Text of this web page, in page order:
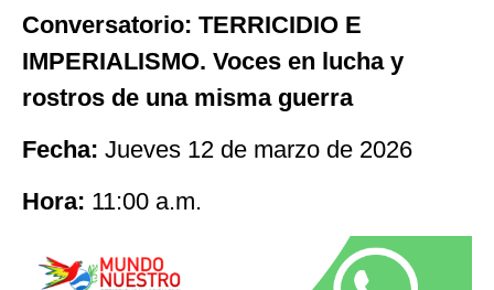
Conversatorio: TERRICIDIO E
IMPERIALISMO. Voces en lucha y
rostros de una misma guerra
Fecha: Jueves 12 de marzo de 2026
Hora: 11:00 a.m.